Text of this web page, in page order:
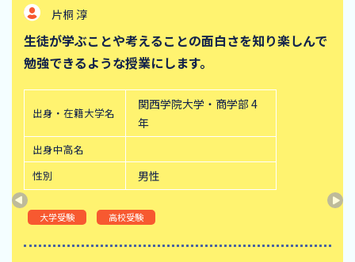
片桐 淳
生徒が学ぶことや考えることの面白さを知り楽しんで
勉強できるような授業にします。
出身・在籍大学名
関西学院大学・商学部 4
年
出身中高名
性別
男性
大学受験 高校受験